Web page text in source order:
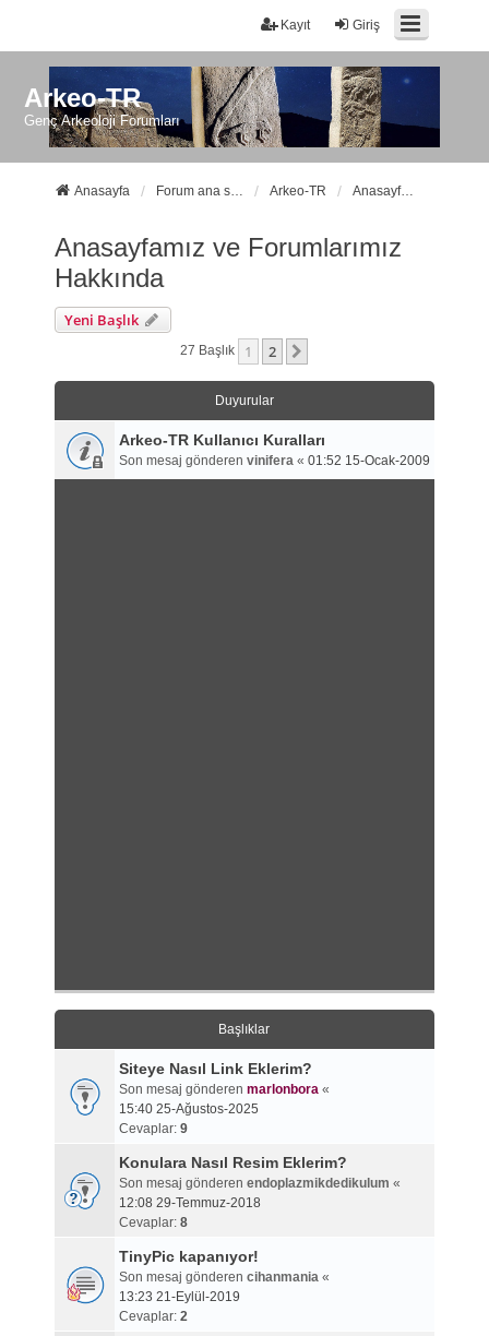
Giriş
Kayıt
Arkeo-TR
Genç Arkeoloji Forumları
Anasayfa Forum ana sayfa Arkeo-TR Anasayfamız ve Forumlarımız Hakkında
Anasayfamız ve Forumlarımız
Hakkında
Yeni Başlık
27 Başlık 1 2
Duyurular
Arkeo-TR Kullanıcı Kuralları
Son mesaj gönderen vinifera« 01:52 15-Ocak-2009
Başlıklar
Siteye Nasıl Link Eklerim?
Son mesaj gönderen marlonbora«
15:40 25-Ağustos-2025
Cevaplar: 9
Konulara Nasıl Resim Eklerim?
Son mesaj gönderen endoplazmikdedikulum «
12:08 29-Temmuz-2018
Cevaplar: 8
TinyPic kapanıyor!
Son mesaj gönderen cihanmania«
13:23 21-Eylül-2019
Cevaplar: 2